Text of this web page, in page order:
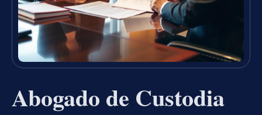
Abogado de Custodia